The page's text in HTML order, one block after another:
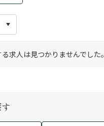
求人は見つかりませんでした。